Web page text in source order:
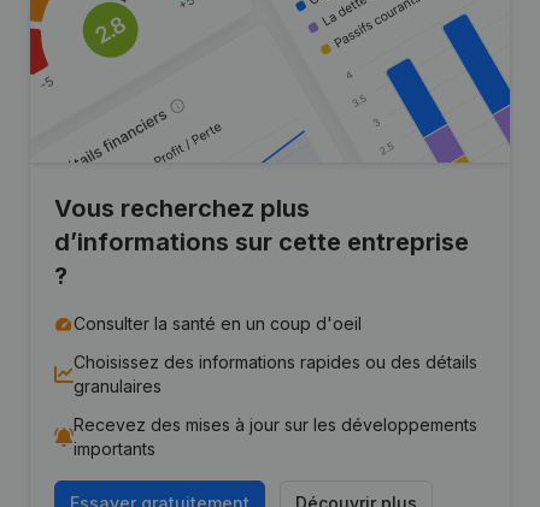
Vous recherchez plus
d’informations sur cette entreprise
?
Consulter la santé en un coup d'oeil
Choisissez des informations rapides ou des détails
granulaires
Recevez des mises à jour sur les développements
importants
Essayer gratuitement Découvrir plus